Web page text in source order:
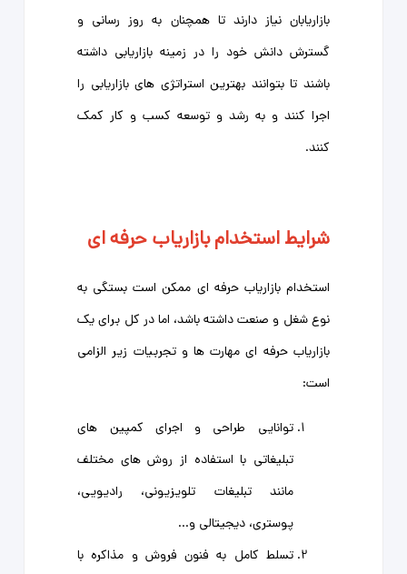
بازاریابان نیاز دارند تا همچنان به روز رسانی و
گسترش دانش خود را در زمینه‌ بازاریابی داشته
باشند تا بتوانند بهترین استراتژی ‌های بازاریابی را
اجرا کنند و به رشد و توسعه کسب و کار کمک
کنند.
شرایط استخدام بازاریاب حرفه ای
استخدام بازاریاب حرفه ‌ای ممکن است بستگی به
نوع شغل و صنعت داشته باشد، اما در کل برای یک
بازاریاب حرفه ‌ای مهارت‌ ها و تجربیات زیر الزامی
است:
توانایی طراحی و اجرای کمپین ‌های
تبلیغاتی با استفاده از روش ‌های مختلف
مانند تبلیغات تلویزیونی، رادیویی،
پوستری، دیجیتالی و...
تسلط کامل به فنون فروش و مذاکره با